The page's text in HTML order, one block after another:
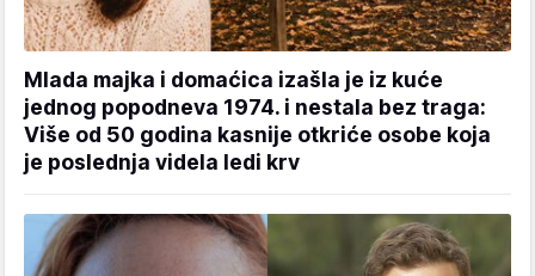
Mlada majka i domaćica izašla je iz kuće
jednog popodneva 1974. i nestala bez traga:
Više od 50 godina kasnije otkriće osobe koja
je poslednja videla ledi krv